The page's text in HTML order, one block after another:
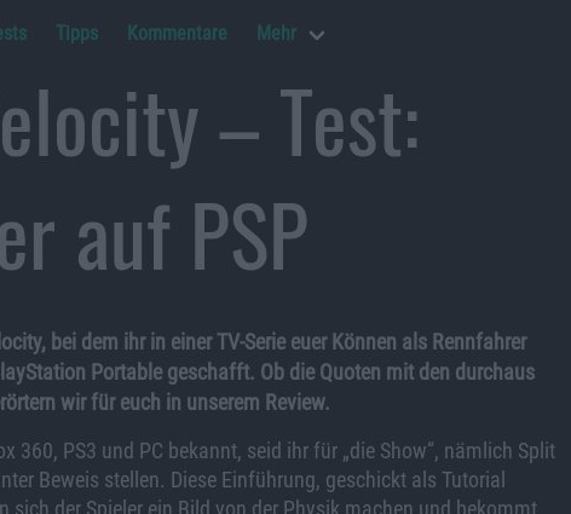
Tipps Kommentare Mehr
– Test:
auf PSP
bei dem ihr in einer TV-Serie euer Können als Rennfahrer
Portable geschafft. Ob die Quoten mit den durchaus
wir für euch in unserem Review.
360, PS3 und PC bekannt, seid ihr für „die Show“, nämlich Split
Beweis stellen. Diese Einführung, geschickt als Tutorial
sich der Spieler ein Bild von der Physik machen und bekommt